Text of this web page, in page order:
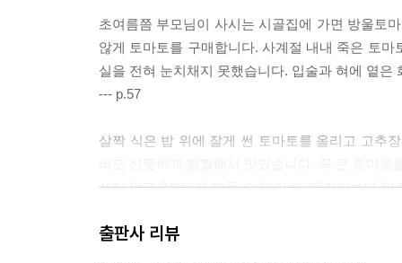
초여름쯤 부모님이 사시는 시골집에 가면 방울토
않게 토마토를 구매합니다. 사계절 내내 죽은 토
실을 전혀 눈치채지 못했습니다. 입술과 혀에 옅
--- p.57
살짝 식은 밥 위에 잘게 썬 토마토를 올리고 고추
쓰지 않고 3분만에 만들 수 있어 ‘요리’라기보다
--- p.71
출판사 리뷰